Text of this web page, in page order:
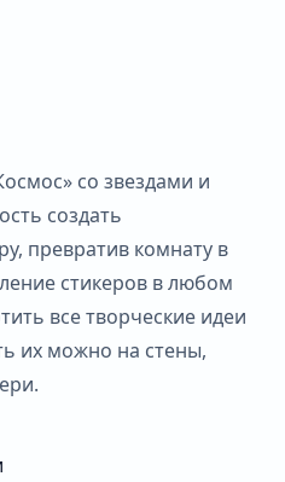
со звездами и
создать
превратив комнату в
стикеров в любом
все творческие идеи
их можно на стены,